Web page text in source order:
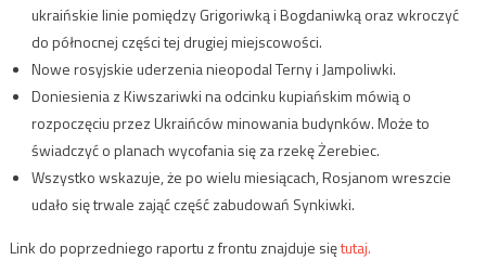
ukraińskie linie pomiędzy Grigoriwką i Bogdaniwką oraz wkroczyć
do północnej części tej drugiej miejscowości.
Nowe rosyjskie uderzenia nieopodal Terny i Jampoliwki.
Doniesienia z Kiwszariwki na odcinku kupiańskim mówią o
rozpoczęciu przez Ukraińców minowania budynków. Może to
świadczyć o planach wycofania się za rzekę Żerebiec.
Wszystko wskazuje, że po wielu miesiącach, Rosjanom wreszcie
udało się trwale zająć część zabudowań Synkiwki.
Link do poprzedniego raportu z frontu znajduje siętutaj.